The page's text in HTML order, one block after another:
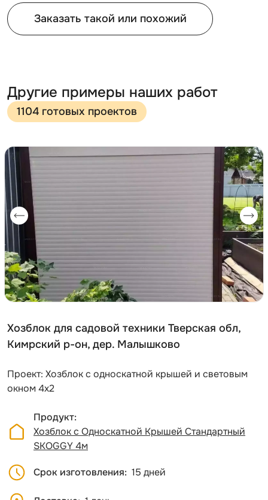
Заказать такой или похожий
Другие примеры наших работ
1104 готовых проектов
Хозблок для садовой техники Тверская обл,
Кимрский р-он, дер. Малышково
Проект: Хозблок с односкатной крышей и световым
окном 4х2
Продукт
Хозблок с Односкатной Крышей Стандартный
SKOGGY 4м
Срок изготовления 15 дней